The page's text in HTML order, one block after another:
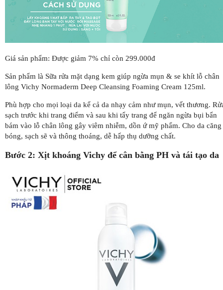
Giá sản phẩm: Được giảm 7% chỉ còn 299.000đ
Sản phẩm là Sữa rửa mặt dạng kem giúp ngừa mụn & se khít lỗ chân
lông Vichy Normaderm Deep Cleansing Foaming Cream 125ml.
Phù hợp cho mọi loại da kể cả da nhạy cảm như mụn, vết thương.
sạch trước khi trang điểm và sau khi tẩy trang để ngăn ngừa bụi bẩn
bám vào lỗ chân lông gây viêm nhiễm, dồn ứ mỹ phẩm. Cho da căng
bóng, sạch sẽ và thông thoáng, dễ hấp thụ dưỡng chất.
Bước 2: Xịt khoáng Vichy để cân bằng PH và tái tạo da